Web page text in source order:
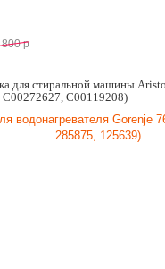
800 p
для стиральной машины
C00119208)